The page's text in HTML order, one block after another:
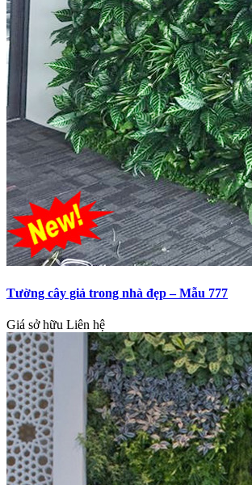
Tường cây giả trong nhà đẹp – Mẫu 777
Giá sở hữu Liên hệ